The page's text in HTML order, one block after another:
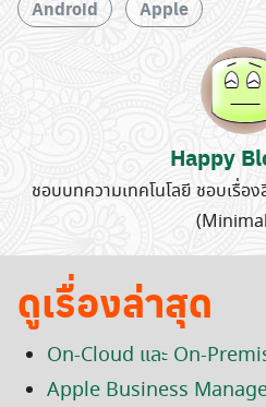
for:
Android Apple
Happy
ชอบบทความเทคโนโลยี ชอบเรื่
ดูเรื่องล่าสุด
On-Cloud และ On-
Apple Business